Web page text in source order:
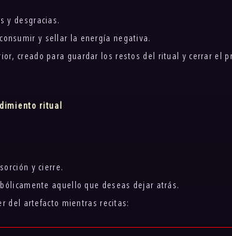
y desgracias.
y sellar la energía negativa.
creado para guardar los restos del ritual y cerrar el
ritual
y cierre.
aquello que deseas dejar atrás.
del artefacto mientras recitas: